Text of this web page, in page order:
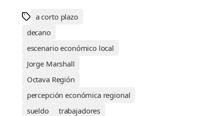
a corto plazo
decano
escenario económico local
Jorge Marshall
Octava Región
percepción económica regional
sueldo
trabajadores